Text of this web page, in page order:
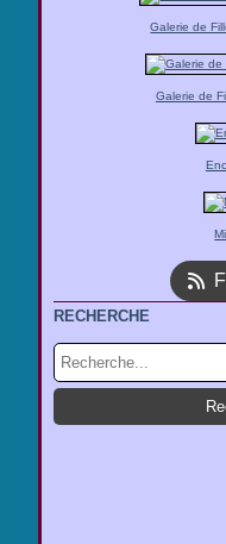
Galerie de
Galerie de
RECHERCHE